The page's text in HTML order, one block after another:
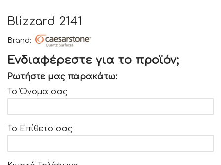
Blizzard 2141
Brand:
Ενδιαφέρεστε για το προϊόν;
Ρωτήστε μας παρακάτω:
Το Όνομα σας
Το Επίθετο σας